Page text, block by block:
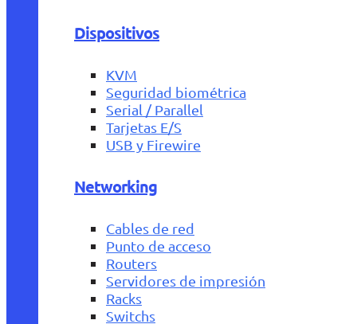
Dispositivos
KVM
Seguridad biométrica
Serial / Parallel
Tarjetas E/S
USB y Firewire
Networking
Cables de red
Punto de acceso
Routers
Servidores de impresión
Racks
Switchs